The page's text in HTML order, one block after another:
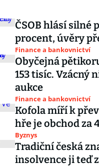
ČSOB hlásí silné
procent, úvěry
Finance a bankovnictví
Obyčejná
153 tisíc. Vzácný
aukce
Finance a bankovnictví
Kofola míří k
hře je obchod za
Byznys
Tradiční česká
insolvence ji teď